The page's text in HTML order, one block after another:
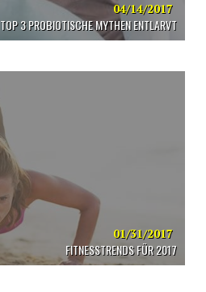
04/14/2017
TOP 3 PROBIOTISCHE MYTHEN ENTLARVT
01/31/2017
FITNESSTRENDS FÜR 2017